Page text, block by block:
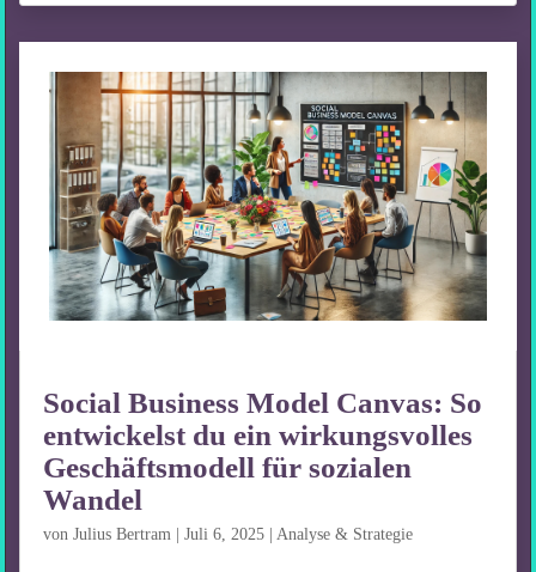
Social Business Model Canvas: So
entwickelst du ein wirkungsvolles
Geschäftsmodell für sozialen
Wandel
vonJulius Bertram |Juli 6, 2025 |Analyse & Strategie